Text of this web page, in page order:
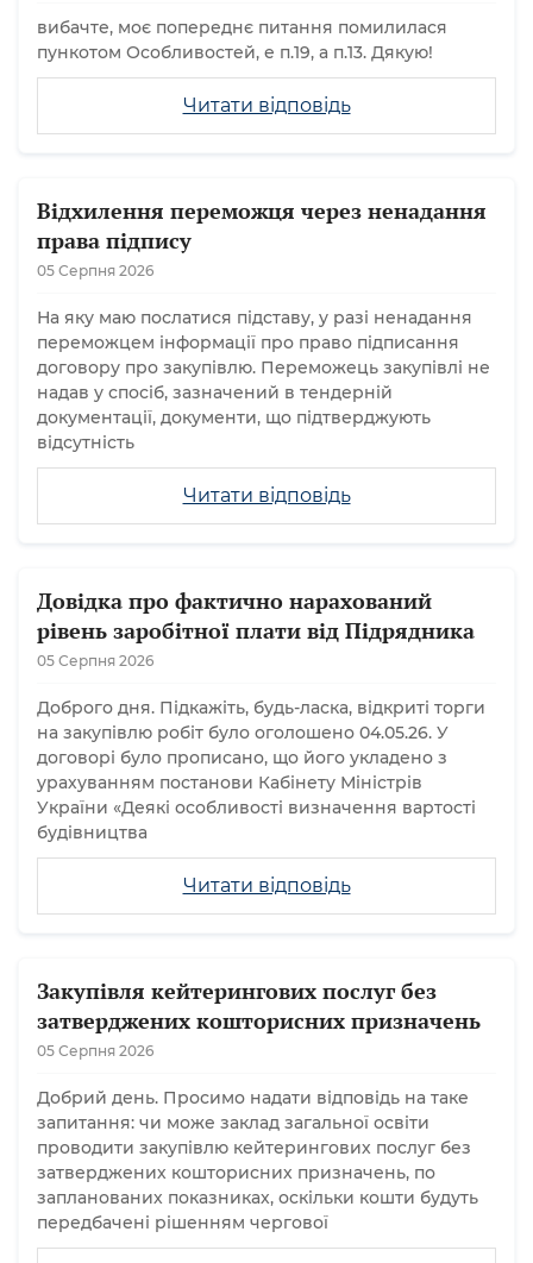
Читати відповідь
вибачте, моє попереднє питання помилилася
пункотом Особливостей, е п.19, а п.13. Дякую!
Відхилення переможця через ненадання
права підпису
05 Серпня 2026
Читати відповідь
На яку маю послатися підставу, у разі ненадання
переможцем інформації про право підписання
договору про закупівлю. Переможець закупівлі не
надав у спосіб, зазначений в тендерній
документації, документи, що підтверджують
відсутність
Довідка про фактично нарахований
рівень заробітної плати від Підрядника
05 Серпня 2026
Читати відповідь
Доброго дня. Підкажіть, будь-ласка, відкриті торги
на закупівлю робіт було оголошено 04.05.26. У
договорі було прописано, що його укладено з
урахуванням постанови Кабінету Міністрів
України «Деякі особливості визначення вартості
будівництва
Закупівля кейтерингових послуг без
затверджених кошторисних призначень
05 Серпня 2026
Добрий день. Просимо надати відповідь на таке
запитання: чи може заклад загальної освіти
проводити закупівлю кейтерингових послуг без
затверджених кошторисних призначень, по
запланованих показниках, оскільки кошти будуть
передбачені рішенням чергової